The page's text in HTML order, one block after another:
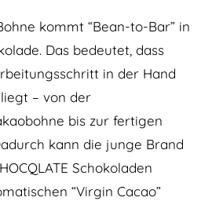
kommt “Bean-to-Bar” in
Das bedeutet, dass
in der Hand
– von der
bis zur fertigen
kann die junge Brand
Schokoladen
“Virgin Cacao”